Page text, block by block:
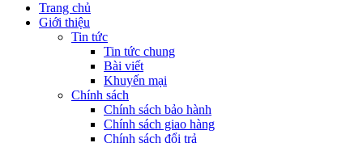
Trang chủ
Giới thiệu
Tin tức
Tin tức chung
Bài viết
Khuyến mại
Chính sách
Chính sách bảo hành
Chính sách giao hàng
Chính sách đổi trả